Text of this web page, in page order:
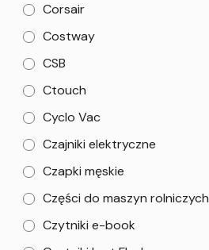
Corsair
Costway
CSB
Ctouch
Cyclo Vac
Czajniki elektryczne
Czapki męskie
Części do maszyn rolniczych
Czytniki e-book